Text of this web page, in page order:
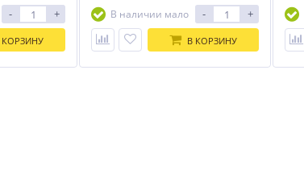
- +
КОРЗИНУ
В наличии мало
- +
В КОРЗИНУ